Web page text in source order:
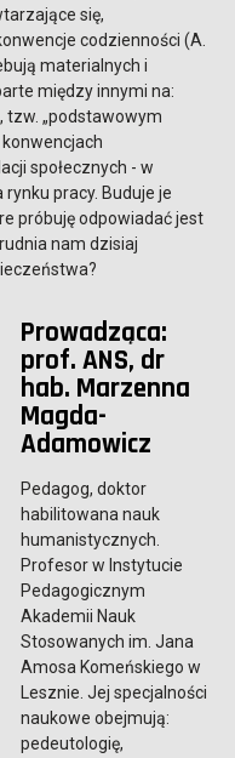
się,
codzienności (A.
materialnych i
między innymi na:
tzw. „podstawowym
społecznych - w
pracy. Buduje je
próbuję odpowiadać jest
nam dzisiaj
Prowadząca:
prof. ANS, dr
hab. Marzenna
Magda-
Adamowicz
Pedagog, doktor
habilitowana nauk
humanistycznych.
Profesor w Instytucie
Pedagogicznym
Akademii Nauk
Stosowanych im. Jana
Amosa Komeńskiego w
Lesznie. Jej specjalności
naukowe obejmują:
pedeutologię,